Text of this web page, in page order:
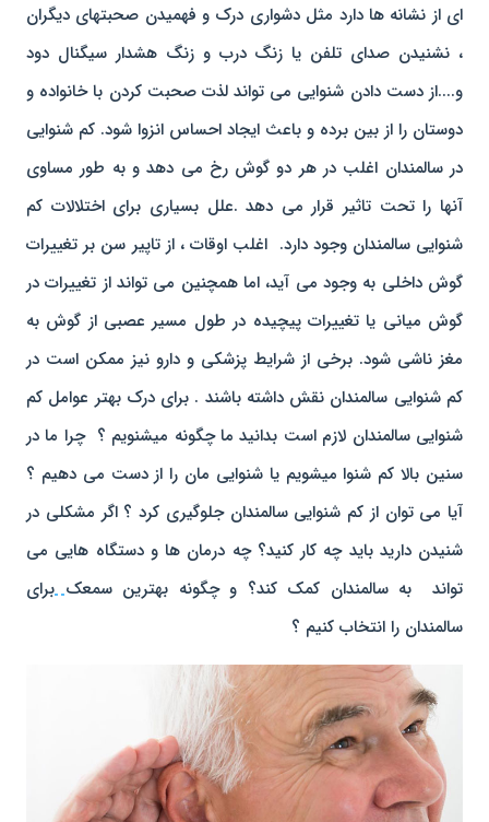
ای از نشانه ها دارد مثل دشواری درک و فهمیدن صحبتهای دیگران
، نشنیدن صدای تلفن یا زنگ درب و زنگ هشدار سیگنال دود
و....از دست دادن شنوایی می تواند لذت صحبت کردن با خانواده و
دوستان را از بین برده و باعث ایجاد احساس انزوا شود. کم شنوایی
در سالمندان اغلب در هر دو گوش رخ می دهد و به طور مساوی
آنها را تحت تاثیر قرار می دهد .علل بسیاری برای اختلالات کم
شنوایی سالمندان وجود دارد. اغلب اوقات ، از تاپیر سن بر تغییرات
گوش داخلی به وجود می آید، اما همچنین می تواند از تغییرات در
گوش میانی یا تغییرات پیچیده در طول مسیر عصبی از گوش به
مغز ناشی شود. برخی از شرایط پزشکی و دارو نیز ممکن است در
کم شنوایی سالمندان نقش داشته باشند . برای درک بهتر عوامل کم
شنوایی سالمندان لازم است بدانید ما چگونه میشنویم ؟ چرا ما در
سنین بالا کم شنوا میشویم یا شنوایی مان را از دست می دهیم ؟
آیا می توان از کم شنوایی سالمندان جلوگیری کرد ؟ اگر مشکلی در
شنیدن دارید باید چه کار کنید؟ چه درمان ها و دستگاه هایی می
تواند به سالمندان کمک کند؟ و چگونه بهترین سمعک برای
سالمندان را انتخاب کنیم ؟